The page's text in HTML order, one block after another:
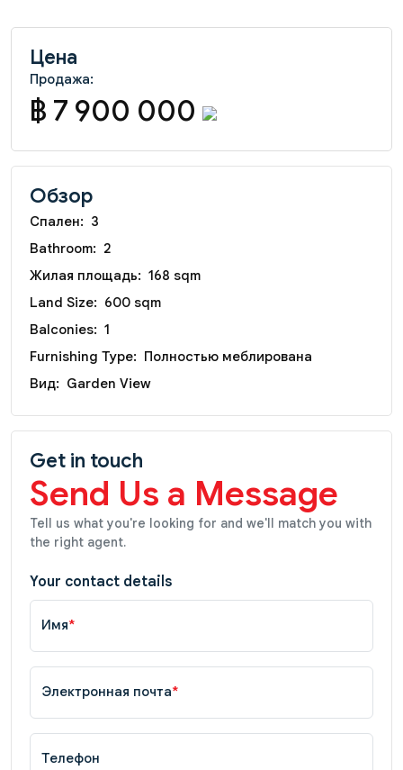
Цена
Продажа:
฿ 7 900 000
Обзор
Спален: 3
Bathroom: 2
Жилая площадь: 168 sqm
Land Size: 600 sqm
Balconies: 1
Furnishing Type: Полностью меблирована
Вид: Garden View
Get in touch
Send Us a Message
Tell us what you're looking for and we'll match you with
the right agent.
Your contact details
Имя*
Электронная почта*
Телефон